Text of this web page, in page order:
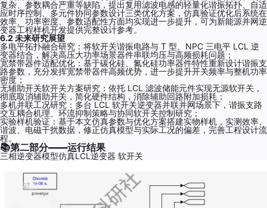
复杂、参数耦合严重等缺陷，提出复用滤波电感的轻量化谐振拓扑、自适
应时序控制、多元件协同参数设计三类优化方案，仿真验证优化后系统在
效率、功率密度、参数适配性方面均实现进一步提升，可为新能源并网逆
变器工程样机开发提供完整设计参考。
6.2 未来研究展望
多电平拓扑融合研究：将软开关谐振电路与 T 型、NPC 三电平 LCL 逆
变器结合，解决高压大功率场景器件串联均压与高频损耗问题；
宽禁带器件适配优化：基于碳化硅、氮化硅功率器件特性重新设计谐振支
路参数，充分发挥宽禁带器件高频优势，进一步提升开关频率与整机功率
密度；
无辅助开关软开关方案研究：依托 LCL 滤波储能元件实现无源软开关，
彻底取消辅助开关，简化硬件结构，消除辅助回路附加损耗；
多机并联工况研究：多台 LCL 软开关逆变器并联并网场景下，谐振支路
交互耦合机理、环流抑制策略与协同软开关控制研究；
实验样机验证：基于本文仿真参数与优化方案搭建实物样机，实测效率、
谐波、电磁干扰数据，修正仿真模型与实际工况的偏差，完善工程设计流
程。
📚第二部分——运行结果
三相逆变器模型仿真LCL逆变器 软开关